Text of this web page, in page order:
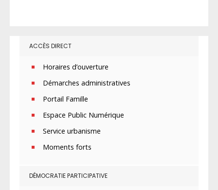
ACCÈS DIRECT
Horaires d’ouverture
Démarches administratives
Portail Famille
Espace Public Numérique
Service urbanisme
Moments forts
DÉMOCRATIE PARTICIPATIVE